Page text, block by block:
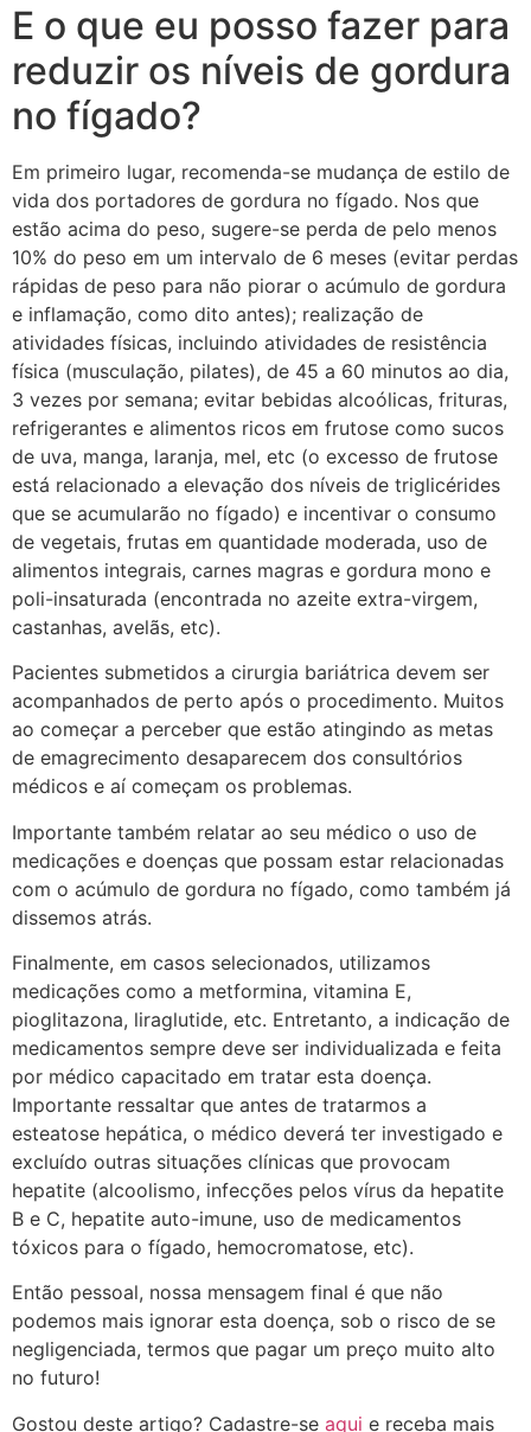
E o que eu posso fazer para
reduzir os níveis de gordura
no fígado?
Em primeiro lugar, recomenda-se mudança de estilo de
vida dos portadores de gordura no fígado. Nos que
estão acima do peso, sugere-se perda de pelo menos
10% do peso em um intervalo de 6 meses (evitar perdas
rápidas de peso para não piorar o acúmulo de gordura
e inflamação, como dito antes); realização de
atividades físicas, incluindo atividades de resistência
física (musculação, pilates), de 45 a 60 minutos ao dia,
3 vezes por semana; evitar bebidas alcoólicas, frituras,
refrigerantes e alimentos ricos em frutose como sucos
de uva, manga, laranja, mel, etc (o excesso de frutose
está relacionado a elevação dos níveis de triglicérides
que se acumularão no fígado) e incentivar o consumo
de vegetais, frutas em quantidade moderada, uso de
alimentos integrais, carnes magras e gordura mono e
poli-insaturada (encontrada no azeite extra-virgem,
castanhas, avelãs, etc).
Pacientes submetidos a cirurgia bariátrica devem ser
acompanhados de perto após o procedimento. Muitos
ao começar a perceber que estão atingindo as metas
de emagrecimento desaparecem dos consultórios
médicos e aí começam os problemas.
Importante também relatar ao seu médico o uso de
medicações e doenças que possam estar relacionadas
com o acúmulo de gordura no fígado, como também já
dissemos atrás.
Finalmente, em casos selecionados, utilizamos
medicações como a metformina, vitamina E,
pioglitazona, liraglutide, etc. Entretanto, a indicação de
medicamentos sempre deve ser individualizada e feita
por médico capacitado em tratar esta doença.
Importante ressaltar que antes de tratarmos a
esteatose hepática, o médico deverá ter investigado e
excluído outras situações clínicas que provocam
hepatite (alcoolismo, infecções pelos vírus da hepatite
B e C, hepatite auto-imune, uso de medicamentos
tóxicos para o fígado, hemocromatose, etc).
Então pessoal, nossa mensagem final é que não
podemos mais ignorar esta doença, sob o risco de se
negligenciada, termos que pagar um preço muito alto
no futuro!
Gostou deste artigo? Cadastre-se aqui e receba mais